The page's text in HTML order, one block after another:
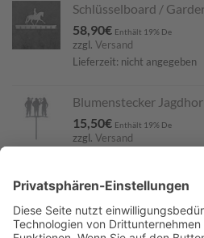
Schlüsselboard /
58,90€ Enthält 19% De
zzgl. Versand
Lieferzeit: nicht angegeben
Blumenstecker
15,50€ Enthält 19% De
zzgl. Versand
Damhirsch
16,50 € Enthält 19% De
zzgl.Versand